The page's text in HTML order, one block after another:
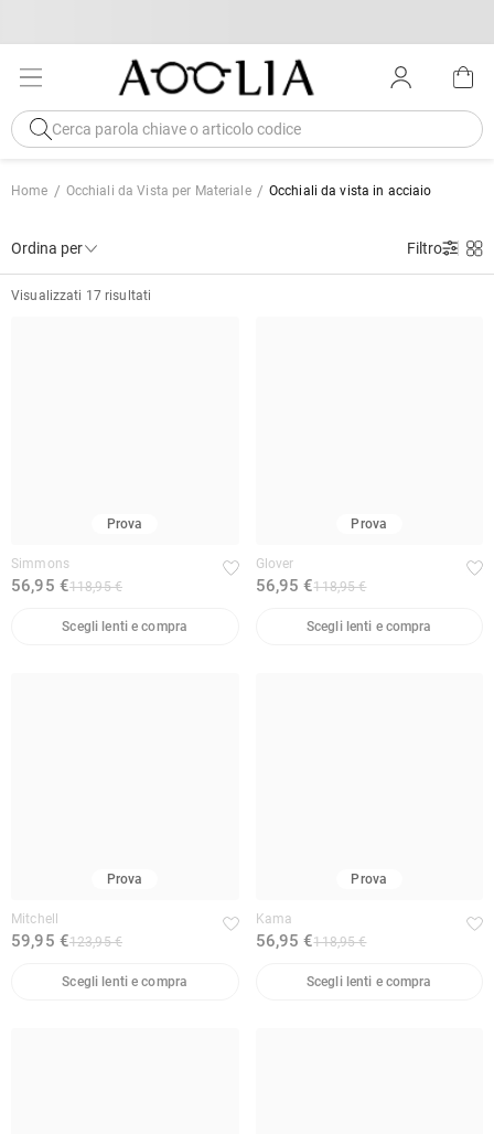
Home Occhiali da Vista per Materiale Occhiali da vista in acciaio
Ordina per Filtro
Visualizzati 17 risultati
Prova
Simmons
56,95 €118,95 €
Scegli lenti e compra
Prova
Glover
56,95 €118,95 €
Scegli lenti e compra
Prova
Mitchell
59,95 €123,95 €
Scegli lenti e compra
Prova
Kama
56,95 €118,95 €
Scegli lenti e compra